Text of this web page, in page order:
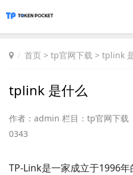
首页 > tp官网下载 > tplink
tplink 是什么
作者：admin 栏目： tp官网下载
0343
TP-Link是一家成立于1996